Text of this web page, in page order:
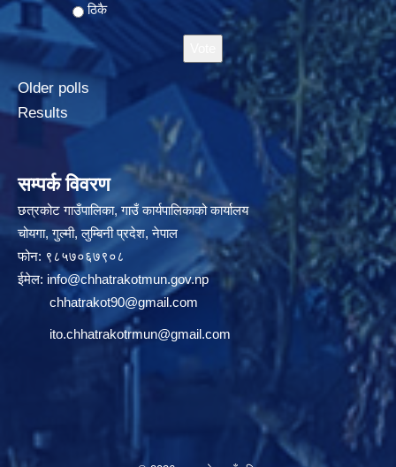
ठिकै
Older polls
Results
सम्पर्क विवरण
छत्रकोट गाउँपालिका, गाउँ कार्यपालिकाको कार्यालय
चोयगा, गुल्मी, लुम्बिनी प्रदेश, नेपाल
फोन: ९८५७०६७९०८
ईमेल: info@chhatrakotmun.gov.np
chhatrakot90@gmail.com
ito.chhatrakotrmun@gmail.com